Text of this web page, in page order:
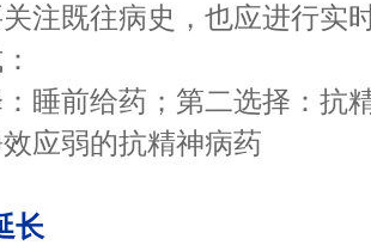
注既往病史，也应进行实时
前给药；第二选择：抗
应弱的抗精神病药
长